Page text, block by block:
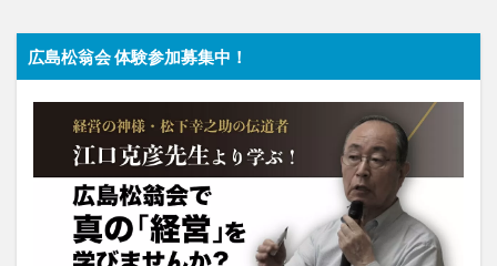
広島松翁会 体験参加募集中！